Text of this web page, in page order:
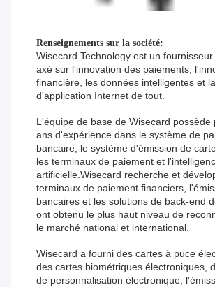
Renseignements sur la société:
Wisecard Technology est un
axé sur l'innovation des paiements,
financière, les données intelligentes et
d'application Internet de tout.
L'équipe de base de Wisecard possède
ans d'expérience dans le système de
bancaire, le système d'émission de
les terminaux de paiement et
artificielle.Wisecard recherche et
terminaux de paiement financiers,
bancaires et les solutions de back-end
ont obtenu le plus haut niveau de
le marché national et international.
Wisecard a fourni des cartes à puce
des cartes biométriques électroniques,
de personnalisation électronique,